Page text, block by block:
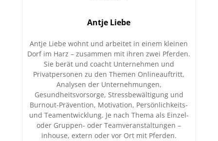
Antje Liebe
Antje Liebe wohnt und arbeitet in einem kleinen
Dorf im Harz – zusammen mit ihren zwei Pferden.
Sie berät und coacht Unternehmen und
Privatpersonen zu den Themen Onlineauftritt,
Analysen der Unternehmungen,
Gesundheitsvorsorge, Stressbewältigung und
Burnout-Prävention, Motivation, Persönlichkeits-
und Teamentwicklung. Je nach Thema als Einzel-
oder Gruppen- oder Teamveranstaltungen –
inhouse, extern oder vor Ort mit Pferden.